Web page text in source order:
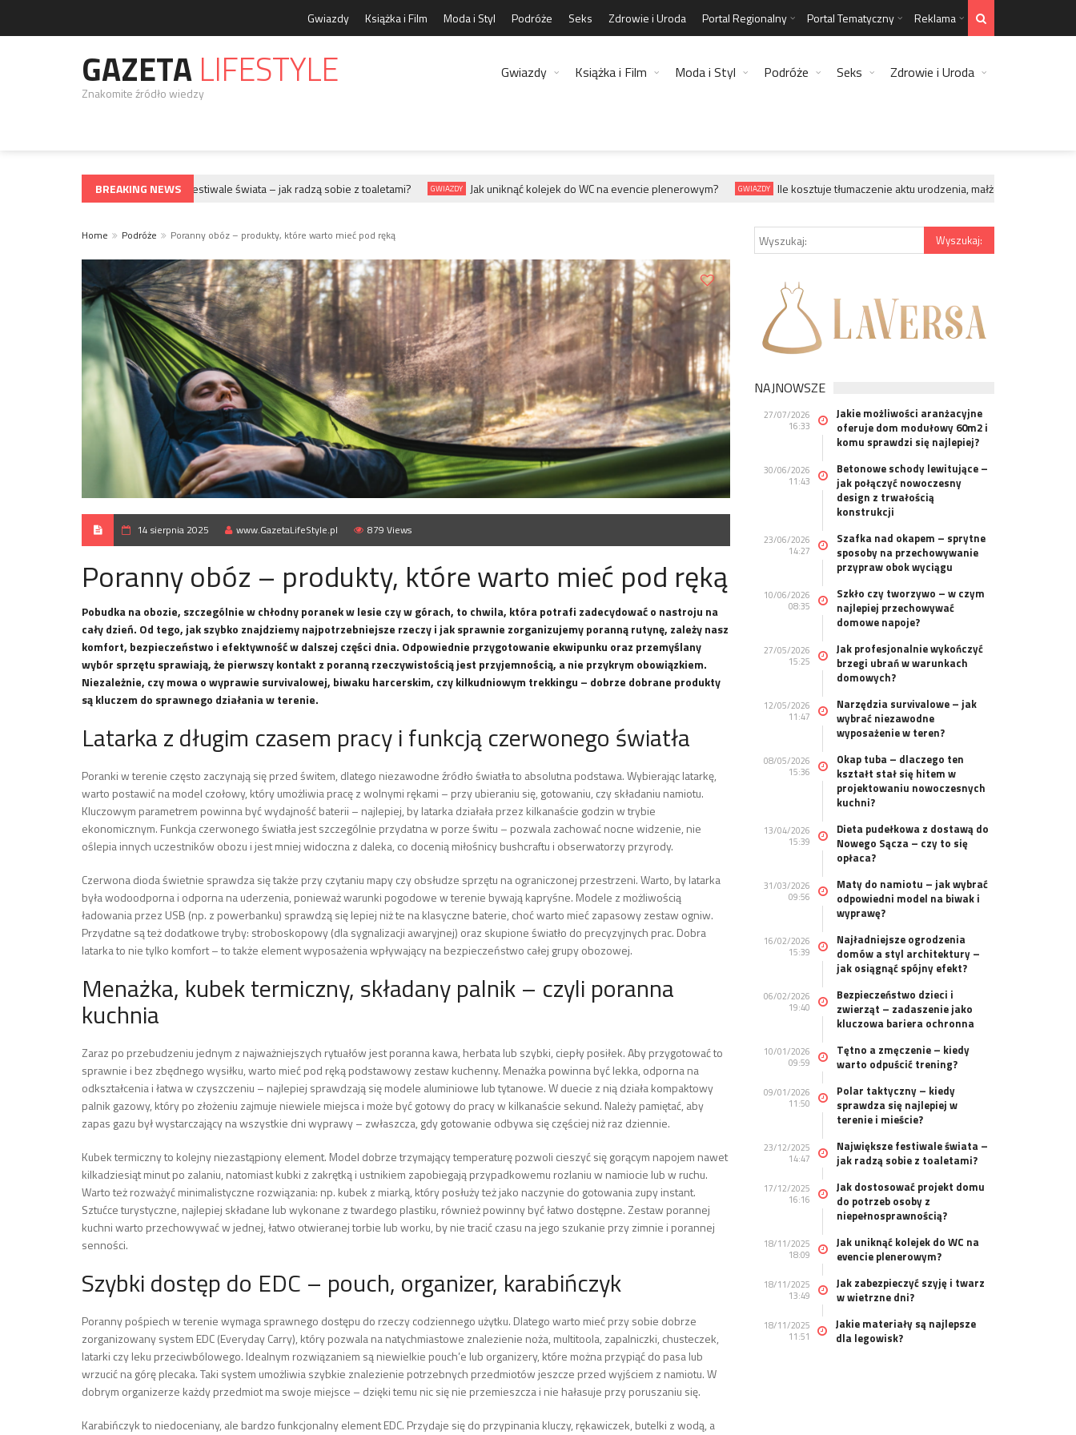
Gwiazdy Książka i Film Moda i Styl Podróże Seks Zdrowie i Uroda Portal Regionalny Portal Tematyczny Reklama
GAZETALIFESTYLE
Znakomite źródło wiedzy
Gwiazdy Książka i Film Moda i Styl Podróże Seks Zdrowie i Uroda
BREAKING NEWS
GWIAZDY Największe festiwale świata – jak radzą sobie z toaletami? GWIAZDY Jak uniknąć kolejek do WC na evencie plenerowym? GWIAZDY Ile kosztuje tłumaczenie aktu urodzenia, małżeństwa, zgonu?
Home Podróże Poranny obóz – produkty, które warto mieć pod ręką
14 sierpnia 2025 www.GazetaLifeStyle.pl 879 Views
Poranny obóz – produkty, które warto mieć pod ręką
Pobudka na obozie, szczególnie w chłodny poranek w lesie czy w górach, to chwila, która potrafi zadecydować o nastroju na
cały dzień. Od tego, jak szybko znajdziemy najpotrzebniejsze rzeczy i jak sprawnie zorganizujemy poranną rutynę, zależy nasz
komfort, bezpieczeństwo i efektywność w dalszej części dnia. Odpowiednie przygotowanie ekwipunku oraz przemyślany
wybór sprzętu sprawiają, że pierwszy kontakt z poranną rzeczywistością jest przyjemnością, a nie przykrym obowiązkiem.
Niezależnie, czy mowa o wyprawie survivalowej, biwaku harcerskim, czy kilkudniowym trekkingu – dobrze dobrane produkty
są kluczem do sprawnego działania w terenie.
Latarka z długim czasem pracy i funkcją czerwonego światła
Poranki w terenie często zaczynają się przed świtem, dlatego niezawodne źródło światła to absolutna podstawa. Wybierając latarkę,
warto postawić na model czołowy, który umożliwia pracę z wolnymi rękami – przy ubieraniu się, gotowaniu, czy składaniu namiotu.
Kluczowym parametrem powinna być wydajność baterii – najlepiej, by latarka działała przez kilkanaście godzin w trybie
ekonomicznym. Funkcja czerwonego światła jest szczególnie przydatna w porze świtu – pozwala zachować nocne widzenie, nie
oślepia innych uczestników obozu i jest mniej widoczna z daleka, co docenią miłośnicy bushcraftu i obserwatorzy przyrody.
Czerwona dioda świetnie sprawdza się także przy czytaniu mapy czy obsłudze sprzętu na ograniczonej przestrzeni. Warto, by latarka
była wodoodporna i odporna na uderzenia, ponieważ warunki pogodowe w terenie bywają kapryśne. Modele z możliwością
ładowania przez USB (np. z powerbanku) sprawdzą się lepiej niż te na klasyczne baterie, choć warto mieć zapasowy zestaw ogniw.
Przydatne są też dodatkowe tryby: stroboskopowy (dla sygnalizacji awaryjnej) oraz skupione światło do precyzyjnych prac. Dobra
latarka to nie tylko komfort – to także element wyposażenia wpływający na bezpieczeństwo całej grupy obozowej.
Menażka, kubek termiczny, składany palnik – czyli poranna
kuchnia
Zaraz po przebudzeniu jednym z najważniejszych rytuałów jest poranna kawa, herbata lub szybki, ciepły posiłek. Aby przygotować to
sprawnie i bez zbędnego wysiłku, warto mieć pod ręką podstawowy zestaw kuchenny. Menażka powinna być lekka, odporna na
odkształcenia i łatwa w czyszczeniu – najlepiej sprawdzają się modele aluminiowe lub tytanowe. W duecie z nią działa kompaktowy
palnik gazowy, który po złożeniu zajmuje niewiele miejsca i może być gotowy do pracy w kilkanaście sekund. Należy pamiętać, aby
zapas gazu był wystarczający na wszystkie dni wyprawy – zwłaszcza, gdy gotowanie odbywa się częściej niż raz dziennie.
Kubek termiczny to kolejny niezastąpiony element. Model dobrze trzymający temperaturę pozwoli cieszyć się gorącym napojem nawet
kilkadziesiąt minut po zalaniu, natomiast kubki z zakrętką i ustnikiem zapobiegają przypadkowemu rozlaniu w namiocie lub w ruchu.
Warto też rozważyć minimalistyczne rozwiązania: np. kubek z miarką, który posłuży też jako naczynie do gotowania zupy instant.
Sztućce turystyczne, najlepiej składane lub wykonane z twardego plastiku, również powinny być łatwo dostępne. Zestaw porannej
kuchni warto przechowywać w jednej, łatwo otwieranej torbie lub worku, by nie tracić czasu na jego szukanie przy zimnie i porannej
senności.
Szybki dostęp do EDC – pouch, organizer, karabińczyk
Poranny pośpiech w terenie wymaga sprawnego dostępu do rzeczy codziennego użytku. Dlatego warto mieć przy sobie dobrze
zorganizowany system EDC (Everyday Carry), który pozwala na natychmiastowe znalezienie noża, multitoola, zapalniczki, chusteczek,
latarki czy leku przeciwbólowego. Idealnym rozwiązaniem są niewielkie pouch’e lub organizery, które można przypiąć do pasa lub
wrzucić na górę plecaka. Taki system umożliwia szybkie znalezienie potrzebnych przedmiotów jeszcze przed wyjściem z namiotu. W
dobrym organizerze każdy przedmiot ma swoje miejsce – dzięki temu nic się nie przemieszcza i nie hałasuje przy poruszaniu się.
Karabińczyk to niedoceniany, ale bardzo funkcjonalny element EDC. Przydaje się do przypinania kluczy, rękawiczek, butelki z wodą, a
NAJNOWSZE
27/07/2026
16:33
Jakie możliwości aranżacyjne
oferuje dom modułowy 60m2 i
komu sprawdzi się najlepiej?
30/06/2026
11:43
Betonowe schody lewitujące –
jak połączyć nowoczesny
design z trwałością
konstrukcji
23/06/2026
14:27
Szafka nad okapem – sprytne
sposoby na przechowywanie
przypraw obok wyciągu
10/06/2026
08:35
Szkło czy tworzywo – w czym
najlepiej przechowywać
domowe napoje?
27/05/2026
15:25
Jak profesjonalnie wykończyć
brzegi ubrań w warunkach
domowych?
12/05/2026
11:47
Narzędzia survivalowe – jak
wybrać niezawodne
wyposażenie w teren?
08/05/2026
15:36
Okap tuba – dlaczego ten
kształt stał się hitem w
projektowaniu nowoczesnych
kuchni?
13/04/2026
15:39
Dieta pudełkowa z dostawą do
Nowego Sącza – czy to się
opłaca?
31/03/2026
09:56
Maty do namiotu – jak wybrać
odpowiedni model na biwak i
wyprawę?
16/02/2026
15:39
Najładniejsze ogrodzenia
domów a styl architektury –
jak osiągnąć spójny efekt?
06/02/2026
19:40
Bezpieczeństwo dzieci i
zwierząt – zadaszenie jako
kluczowa bariera ochronna
10/01/2026
09:59
Tętno a zmęczenie – kiedy
warto odpuścić trening?
09/01/2026
11:50
Polar taktyczny – kiedy
sprawdza się najlepiej w
terenie i mieście?
23/12/2025
14:47
Największe festiwale świata –
jak radzą sobie z toaletami?
17/12/2025
16:16
Jak dostosować projekt domu
do potrzeb osoby z
niepełnosprawnością?
18/11/2025
18:09
Jak uniknąć kolejek do WC na
evencie plenerowym?
18/11/2025
13:49
Jak zabezpieczyć szyję i twarz
w wietrzne dni?
18/11/2025
11:51
Jakie materiały są najlepsze
dla legowisk?